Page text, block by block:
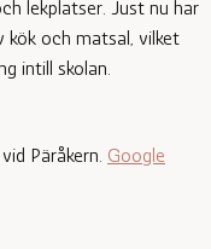
lekplatser. Just nu har
kök och matsal, vilket
intill skolan.
Päråkern. Google